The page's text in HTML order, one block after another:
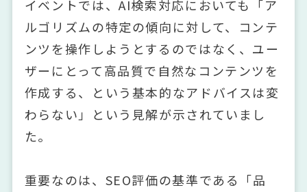
イベントでは、AI検索対応においても「ア
ルゴリズムの特定の傾向に対して、コンテ
ンツを操作しようとするのではなく、ユー
ザーにとって高品質で自然なコンテンツを
作成する、という基本的なアドバイスは変
わらない」という見解が示されていまし
た。
重要なのは、SEO評価の基準である「品